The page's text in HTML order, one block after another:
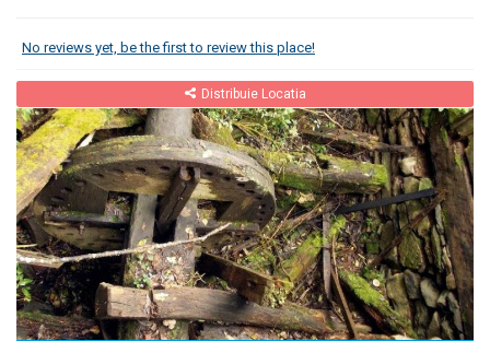
No reviews yet, be the first to review this place!
Distribuie Locatia